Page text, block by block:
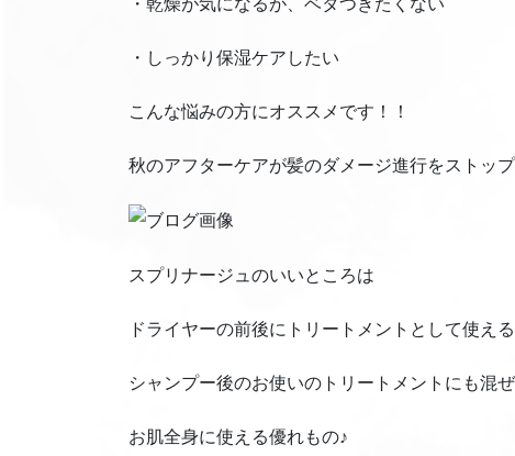
・乾燥が気になるが、ベタつきたくない
・しっかり保湿ケアしたい
こんな悩みの方にオススメです！！
秋のアフターケアが髪のダメージ進行をストップ
スプリナージュのいいところは
ドライヤーの前後にトリートメントとして使え
シャンプー後のお使いのトリートメントにも
お肌全身に使える優れもの♪